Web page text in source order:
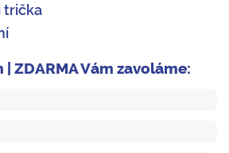
trička
ZDARMA Vám zavoláme: